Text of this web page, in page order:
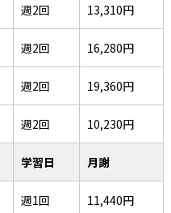
週2回 13,310円
週2回 16,280円
週2回 19,360円
週2回 10,230円
学習日 月謝
週1回 11,440円